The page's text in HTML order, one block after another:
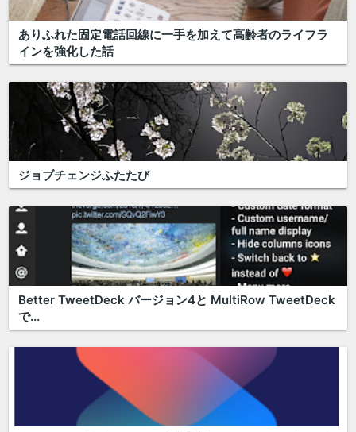
ありふれた固定電話回線に一手を加えて高齢者のライフラ
インを強化した話
ジョブチェンジふたたび
Better TweetDeck バージョン4と MultiRow TweetDeck
で...